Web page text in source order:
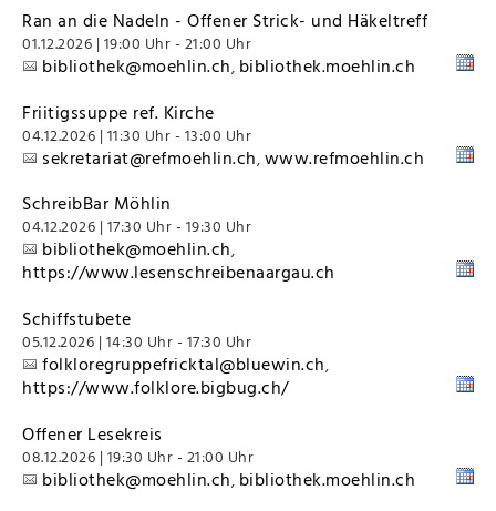
Ran an die Nadeln - Offener Strick- und Häkeltreff
01.12.2026 | 19:00 Uhr - 21:00 Uhr
bibliothek@moehlin.ch, bibliothek.moehlin.ch
Friitigssuppe ref. Kirche
04.12.2026 | 11:30 Uhr - 13:00 Uhr
sekretariat@refmoehlin.ch,www.refmoehlin.ch
SchreibBar Möhlin
04.12.2026 | 17:30 Uhr - 19:30 Uhr
bibliothek@moehlin.ch,
https://www.lesenschreibenaargau.ch
Schiffstubete
05.12.2026 | 14:30 Uhr - 17:30 Uhr
folkloregruppefricktal@bluewin.ch,
https://www.folklore.bigbug.ch/
Offener Lesekreis
08.12.2026 | 19:30 Uhr - 21:00 Uhr
bibliothek@moehlin.ch, bibliothek.moehlin.ch